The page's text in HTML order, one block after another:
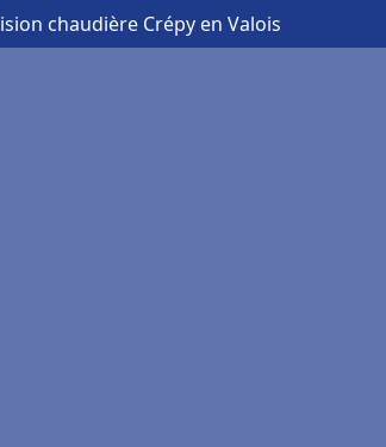
chaudière Crépy en Valois